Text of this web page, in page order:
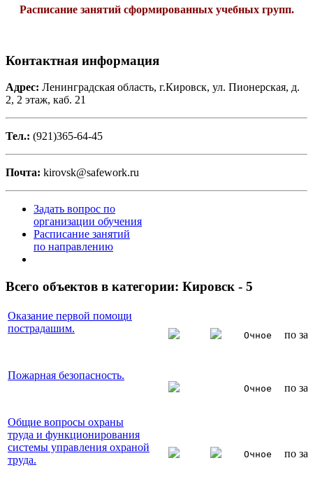
Расписание занятий сформированных учебных групп.
Контактная информация
Адрес: Ленинградская область, г.Кировск, ул. Пионерская, д.
2, 2 этаж, каб. 21
Тел.: (921)365-64-45
Почта: kirovsk@safework.ru
Задать вопрос по
организации обучения
Расписание занятий
по направлению
Всего объектов в категории: Кировск - 5
Оказание первой помощи
пострадашим.
Очное по
Пожарная безопасность.
Очное по
Общие вопросы охраны
труда и функционирования
системы управления охраной
труда.
Очное по